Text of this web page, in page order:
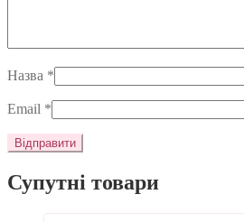
Назва *
Email *
Супутні товари